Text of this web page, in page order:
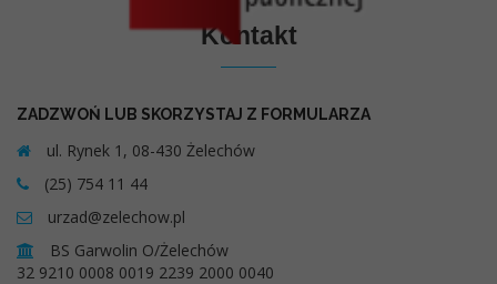
Kontakt
ZADZWOŃ LUB SKORZYSTAJ Z FORMULARZA
ul. Rynek 1, 08-430 Żelechów
(25) 754 11 44
urzad@zelechow.pl
BS Garwolin O/Żelechów
32 9210 0008 0019 2239 2000 0040